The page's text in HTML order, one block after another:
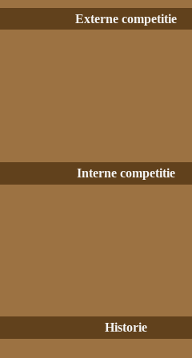
Externe competitie
Interne competitie
Historie